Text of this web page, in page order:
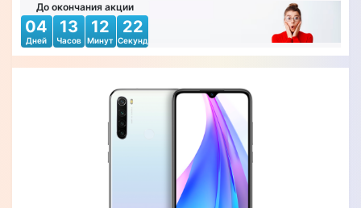
До окончания акции
04
Дней
13
Часов
12
Минут
19
Секунд